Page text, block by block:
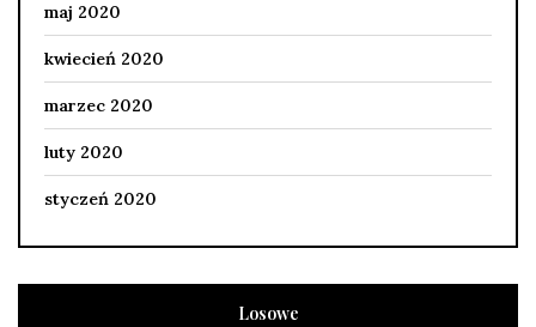
maj 2020
kwiecień 2020
marzec 2020
luty 2020
styczeń 2020
Losowe